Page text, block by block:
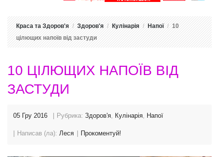
Краса та Здоров'я Здоров'я Кулінарія Напої
10
цілющих напоїв від застуди
10 ЦІЛЮЩИХ НАПОЇВ ВІД
ЗАСТУДИ
05 Гру 2016 Рубрика: Здоров'я, Кулінарія, Напої
Написав (ла): Леся Прокоментуй!